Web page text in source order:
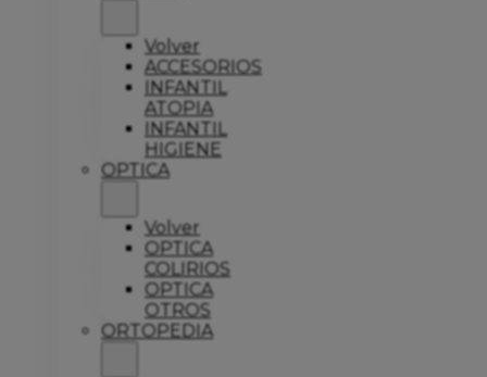
Volver
ACCESORIOS
INFANTIL
ATOPIA
INFANTIL
HIGIENE
OPTICA
Volver
OPTICA
COLIRIOS
OPTICA
OTROS
ORTOPEDIA